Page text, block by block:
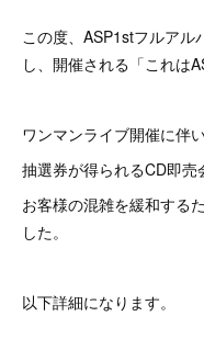
この度、ASP1stフルアル
し、開催される「これは
ワンマンライブ開催に伴
抽選券が得られるCD即売
お客様の混雑を緩和する
した。
以下詳細になります。